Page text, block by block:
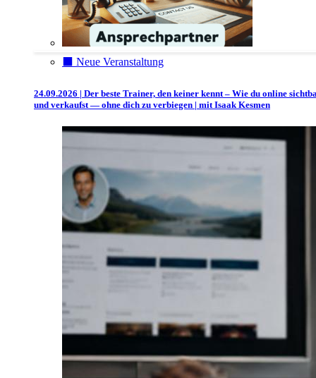
⬛️ Neue Veranstaltung
24.09.2026 | Der beste Trainer, den keiner kennt – Wie du online
und verkaufst — ohne dich zu verbiegen | mit Isaak Kesmen